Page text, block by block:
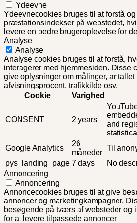
Ydeevne
Ydeevnecookies bruges til at forstå
præstationsindekser på webstedet,
levere en bedre brugeroplevelse for
Analyse
Analyse
Analyse cookies bruges til at forstå,
interagerer med hjemmesiden. Disse
give oplysninger om målinger, antallet
afvisningsprocent, trafikkilde osv.
Cookie
Varighed
CONSENT 2 years
and
Google Analytics
26
måneder
Til
pys_landing_page 7 days
No
Annoncering
Annoncering
Annoncecookies bruges til at give
annoncer og marketingkampagner.
besøgende på tværs af websteder og
for at levere tilpassede annoncer.